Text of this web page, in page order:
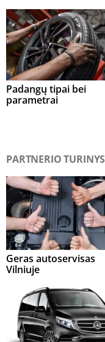
Padangų tipai bei
parametrai
PARTNERIO TURINYS
Geras autoservisas
Vilniuje